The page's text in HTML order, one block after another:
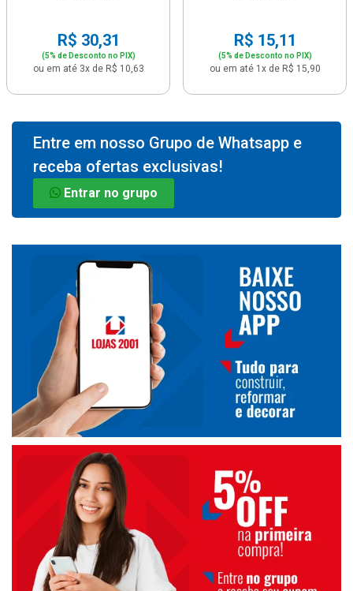
R$ 30,31
(5% de Desconto no PIX)
ou em até 3x de R$ 10,63
R$ 15,11
(5% de Desconto no PIX)
ou em até 1x de R$ 15,90
Entre em nosso Grupo de Whatsapp e
receba ofertas exclusivas!
Entrar no grupo